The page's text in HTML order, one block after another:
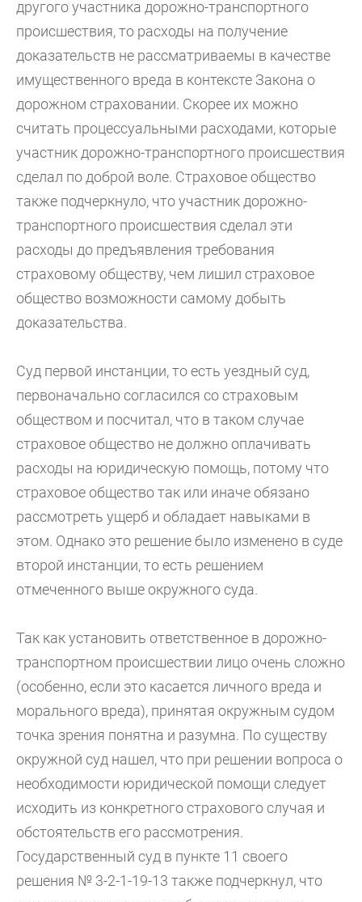
другого участника дорожно-транспортного
происшествия, то расходы на получение
доказательств не рассматриваемы в качестве
имущественного вреда в контексте Закона о
дорожном страховании. Скорее их можно
считать процессуальными расходами, которые
участник дорожно-транспортного происшествия
сделал по доброй воле. Страховое общество
также подчеркнуло, что участник дорожно-
транспортного происшествия сделал эти
расходы до предъявления требования
страховому обществу, чем лишил страховое
общество возможности самому добыть
доказательства.
Суд первой инстанции, то есть уездный суд,
первоначально согласился со страховым
обществом и посчитал, что в таком случае
страховое общество не должно оплачивать
расходы на юридическую помощь, потому что
страховое общество так или иначе обязано
рассмотреть ущерб и обладает навыками в
этом. Однако это решение было изменено в суде
второй инстанции, то есть решением
отмеченного выше окружного суда.
Так как установить ответственное в дорожно-
транспортном происшествии лицо очень сложно
(особенно, если это касается личного вреда и
морального вреда), принятая окружным судом
точка зрения понятна и разумна. По существу
окружной суд нашел, что при решении вопроса о
необходимости юридической помощи следует
исходить из конкретного страхового случая и
обстоятельств его рассмотрения.
Государственный суд в пункте 11 своего
решения № 3-2-1-19-13 также подчеркнул, что